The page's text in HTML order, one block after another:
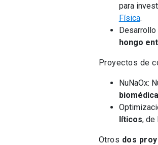
para
Física.
hongo
Proyectos de
NuNaOx:
líticos, de
Otros dos